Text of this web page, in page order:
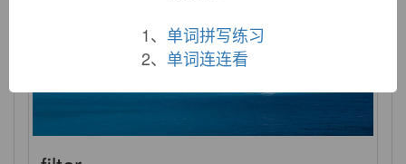
1、 单词拼写练习
2、 单词连连看